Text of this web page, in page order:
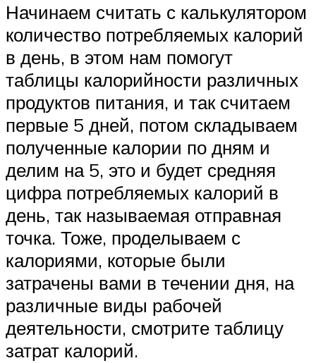
Начинаем считать с калькулятором
количество потребляемых калорий
в день, в этом нам помогут
таблицы калорийности различных
продуктов питания, и так считаем
первые 5 дней, потом складываем
полученные калории по дням и
делим на 5, это и будет средняя
цифра потребляемых калорий в
день, так называемая отправная
точка. Тоже, проделываем с
калориями, которые были
затрачены вами в течении дня, на
различные виды рабочей
деятельности, смотрите таблицу
затрат калорий.